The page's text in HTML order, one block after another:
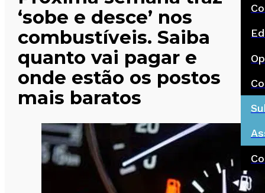
‘sobe e desce’ nos
combustíveis. Saiba
quanto vai pagar e
onde estão os postos
mais baratos